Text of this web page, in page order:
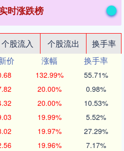
时涨跌榜
个股流入 个股流出
换手率
价 涨幅
换手率
132.99% 55.71%
20.00% 0.98%
20.00% 10.53%
19.99% 5.52%
19.97% 27.29%
19.96% 7.17%